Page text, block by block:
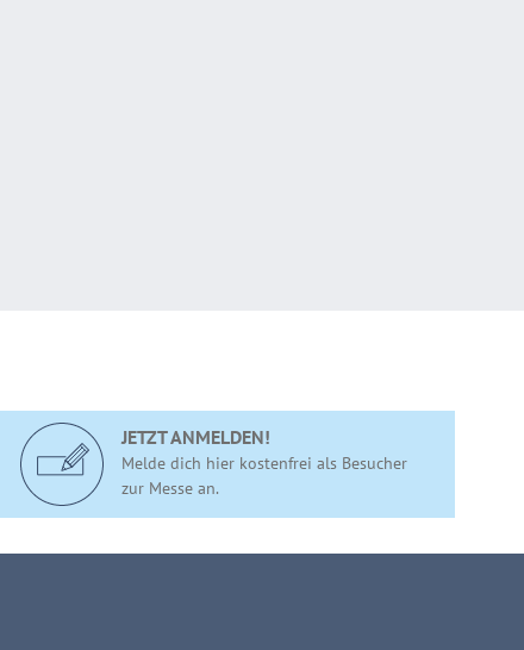
JETZT ANMELDEN!
Melde dich hier kostenfrei als Besucher
zur Messe an.